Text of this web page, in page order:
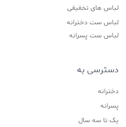
لباس های تخفیفی
لباس ست دخترانه
لباس ست پسرانه
دسترسی به
دخترانه
پسرانه
یک تا سه سال